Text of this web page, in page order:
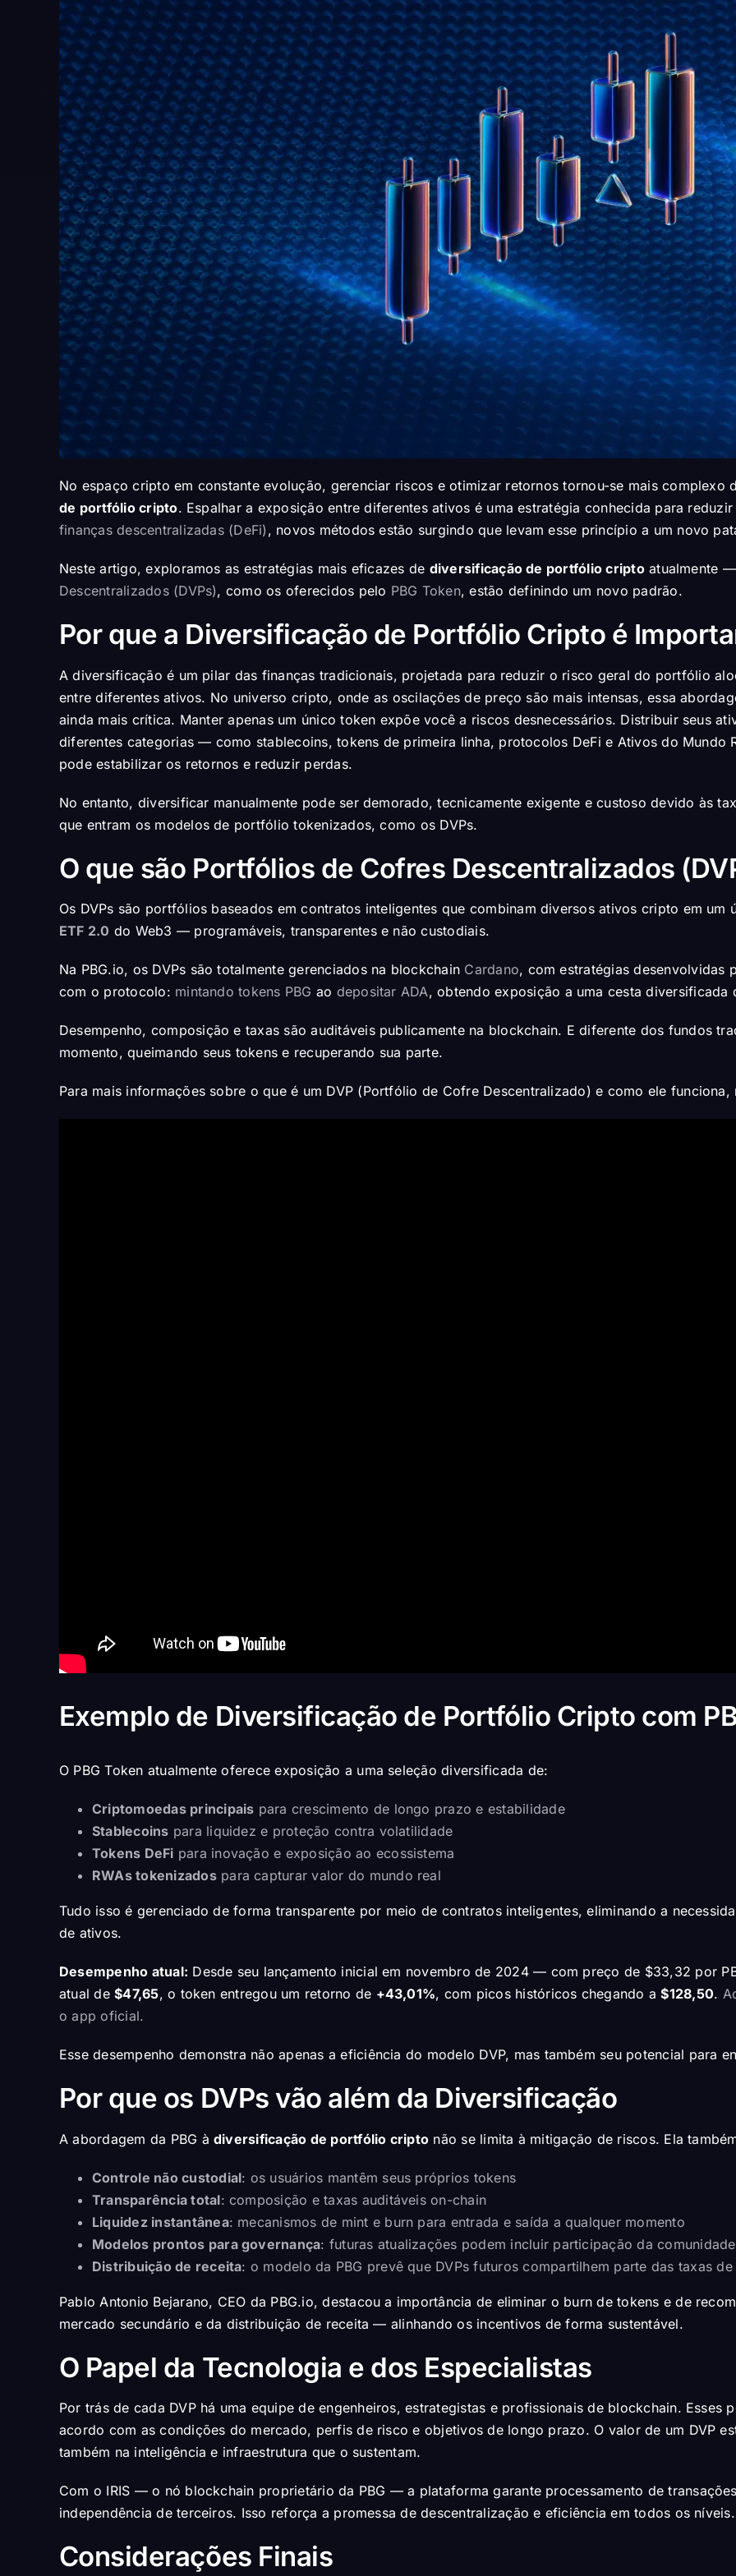
No espaço cripto em constante evolução, gerenciar riscos e otimizar retornos tornou-se mais complexo
de portfólio cripto. Espalhar a exposição entre diferentes ativos é uma estratégia conhecida para
finanças descentralizadas (DeFi) , novos métodos estão surgindo que levam esse princípio a um novo
Neste artigo, exploramos as estratégias mais eficazes de diversificação de portfólio criptoatualmente
Descentralizados (DVPs), como os oferecidos pelo PBG Token, estão definindo um novo padrão.
Por que a Diversificação de Portfólio Cripto é
A diversificação é um pilar das finanças tradicionais, projetada para reduzir o risco geral do portfólio
entre diferentes ativos. No universo cripto, onde as oscilações de preço são mais intensas, essa
ainda mais crítica. Manter apenas um único token expõe você a riscos desnecessários. Distribuir seus
diferentes categorias — como stablecoins, tokens de primeira linha, protocolos DeFi e Ativos do Mundo
pode estabilizar os retornos e reduzir perdas.
No entanto, diversificar manualmente pode ser demorado, tecnicamente exigente e custoso devido às
que entram os modelos de portfólio tokenizados, como os DVPs.
O que são Portfólios de Cofres Descentralizados
Os DVPs são portfólios baseados em contratos inteligentes que combinam diversos ativos cripto em
ETF 2.0 do Web3 — programáveis, transparentes e não custodiais.
Na PBG.io, os DVPs são totalmente gerenciados na blockchain Cardano, com estratégias desenvolvidas
com o protocolo: mintando tokens PBG ao depositar ADA, obtendo exposição a uma cesta
Desempenho, composição e taxas são auditáveis publicamente na blockchain. E diferente dos fundos
momento, queimando seus tokens e recuperando sua parte.
Para mais informações sobre o que é um DVP (Portfólio de Cofre Descentralizado) e como ele
Exemplo de Diversificação de Portfólio Cripto com
O PBG Token atualmente oferece exposição a uma seleção diversificada de:
Criptomoedas principais para crescimento de longo prazo e estabilidade
Stablecoins para liquidez e proteção contra volatilidade
Tokens DeFi para inovação e exposição ao ecossistema
RWAs tokenizadospara capturar valor do mundo real
Tudo isso é gerenciado de forma transparente por meio de contratos inteligentes, eliminando a
de ativos.
Desempenho atual: Desde seu lançamento inicial em novembro de 2024 — com preço de $33,32 por
atual de$47,65, o token entregou um retorno de +43,01%, com picos históricos chegando a$128,50.
o app oficial.
Esse desempenho demonstra não apenas a eficiência do modelo DVP, mas também seu potencial para
Por que os DVPs vão além da Diversificação
A abordagem da PBG à diversificação de portfólio cripto não se limita à mitigação de riscos. Ela
Controle não custodial: os usuários mantêm seus próprios tokens
Transparência total: composição e taxas auditáveis on-chain
Liquidez instantânea: mecanismos de mint e burn para entrada e saída a qualquer momento
Modelos prontos para governança: futuras atualizações podem incluir participação da comunidade
Distribuição de receita: o modelo da PBG prevê que DVPs futuros compartilhem parte das taxas
Pablo Antonio Bejarano, CEO da PBG.io, destacou a importância de eliminar o burn de tokens e de
mercado secundário e da distribuição de receita — alinhando os incentivos de forma sustentável.
O Papel da Tecnologia e dos Especialistas
Por trás de cada DVP há uma equipe de engenheiros, estrategistas e profissionais de blockchain.
acordo com as condições do mercado, perfis de risco e objetivos de longo prazo. O valor de um DVP
também na inteligência e infraestrutura que o sustentam.
Com o IRIS — o nó blockchain proprietário da PBG — a plataforma garante processamento de
independência de terceiros. Isso reforça a promessa de descentralização e eficiência em todos os níveis.
Considerações Finais